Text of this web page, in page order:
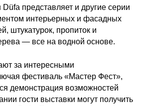
представляет и другие серии
интерьерных и фасадных
штукатурок, пропиток и
— все на водной основе.
за интересными
фестиваль «Мастер Фест»,
демонстрация возможностей
гости выставки могут получить